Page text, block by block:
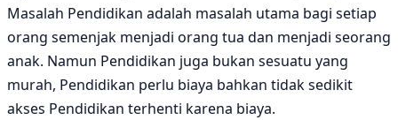
Masalah Pendidikan adalah masalah utama bagi setiap
orang semenjak menjadi orang tua dan menjadi seorang
anak. Namun Pendidikan juga bukan sesuatu yang
murah, Pendidikan perlu biaya bahkan tidak sedikit
akses Pendidikan terhenti karena biaya.